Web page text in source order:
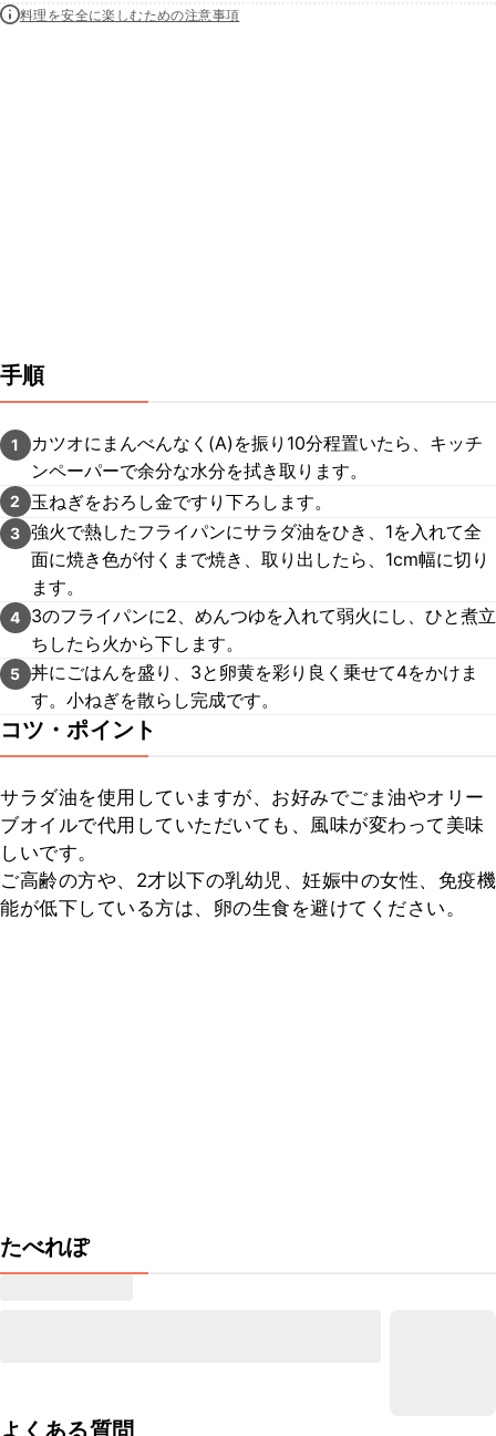
料理を安全に楽しむための注意事項
手順
1
カツオにまんべんなく(A)を振り10分程置いたら、キッチ
ンペーパーで余分な水分を拭き取ります。
2 玉ねぎをおろし金ですり下ろします。
3 強火で熱したフライパンにサラダ油をひき、1を入れて全
面に焼き色が付くまで焼き、取り出したら、1cm幅に切り
ます。
4
3のフライパンに2、めんつゆを入れて弱火にし、ひと煮立
ちしたら火から下します。
5 丼にごはんを盛り、3と卵黄を彩り良く乗せて4をかけま
す。小ねぎを散らし完成です。
コツ・ポイント
サラダ油を使用していますが、お好みでごま油やオリー
ブオイルで代用していただいても、風味が変わって美味
しいです。
ご高齢の方や、2才以下の乳幼児、妊娠中の女性、免疫機
能が低下している方は、卵の生食を避けてください。
たべれぽ
よくある質問